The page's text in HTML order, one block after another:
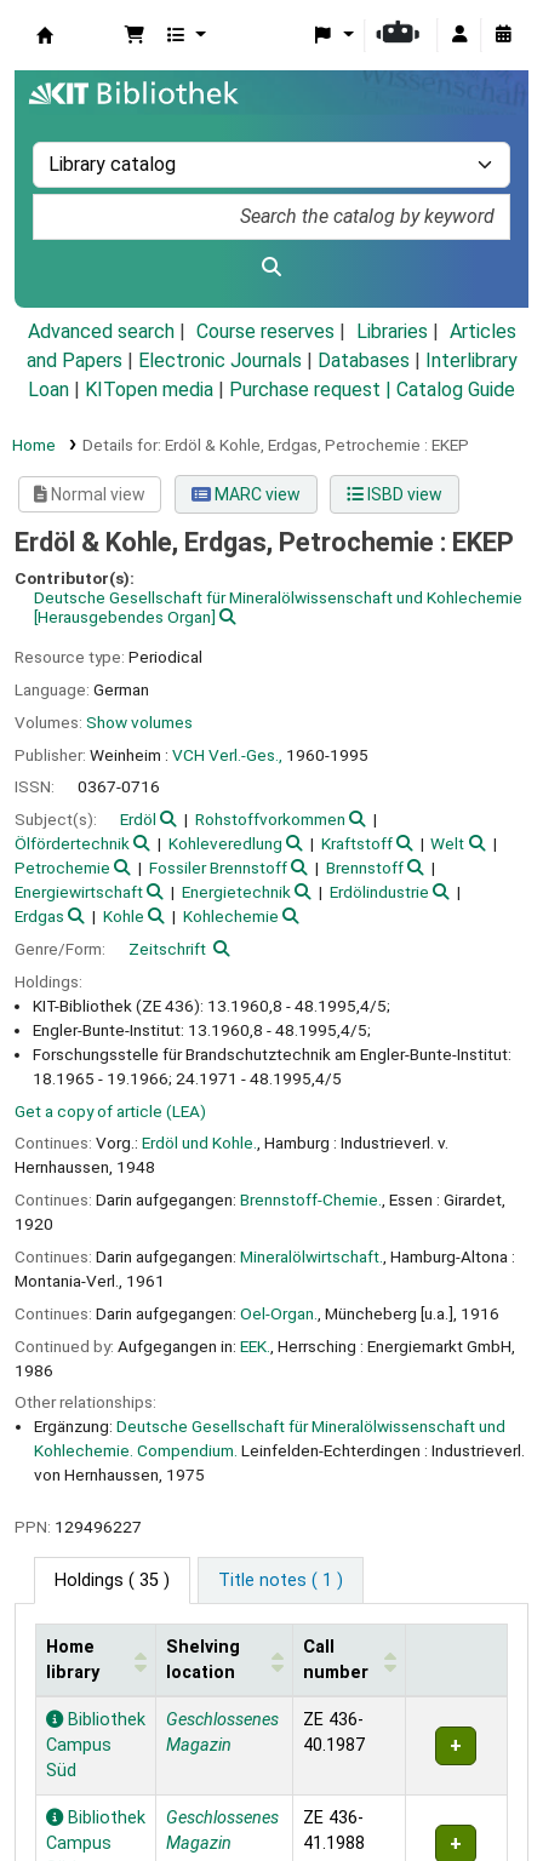
Advanced search Course reserves Libraries
Articles
and Papers
Electronic Journals Databases
Interlibrary
Loan
KITopen media Purchase request | Catalog Guide
Home Details for: Erdöl & Kohle, Erdgas, Petrochemie : EKEP
Normal view MARC view ISBD view
Erdöl & Kohle, Erdgas, Petrochemie : EKEP
Contributor(s):
Deutsche Gesellschaft für Mineralölwissenschaft und Kohlechemie
[Herausgebendes Organ]
Resource type: Periodical
Language: German
Volumes: Show volumes
Publisher: Weinheim : VCH Verl.-Ges.,
1960-1995
ISSN:
0367-0716
Subject(s):
Erdöl
Rohstoffvorkommen
Ölfördertechnik
Kohleveredlung Kraftstoff
Welt
Petrochemie
Fossiler Brennstoff
Brennstoff
Energiewirtschaft
Energietechnik
Erdölindustrie
Erdgas
Kohle
Kohlechemie
Genre/Form:
Zeitschrift
Holdings:
KIT-Bibliothek (ZE 436): 13.1960,8 - 48.1995,4/5;
Engler-Bunte-Institut: 13.1960,8 - 48.1995,4/5;
Forschungsstelle für Brandschutztechnik am Engler-Bunte-Institut:
18.1965 - 19.1966; 24.1971 - 48.1995,4/5
Get a copy of article (LEA)
Continues: Vorg.: Erdöl und Kohle., Hamburg : Industrieverl. v.
Hernhaussen, 1948
Continues: Darin aufgegangen: Brennstoff-Chemie.
, Essen : Girardet,
1920
Continues: Darin aufgegangen: Mineralölwirtschaft. , Hamburg-Altona :
Montania-Verl., 1961
Continues: Darin aufgegangen: Oel-Organ.
, Müncheberg [u.a.], 1916
Continued by: Aufgegangen in: EEK. , Herrsching : Energiemarkt GmbH,
1986
Other relationships:
Ergänzung: Deutsche Gesellschaft für Mineralölwissenschaft und
Kohlechemie. Compendium. Leinfelden-Echterdingen : Industrieverl.
von Hernhaussen, 1975
PPN: 129496227
Holdings ( 35 ) Title notes ( 1 )
Holdings
Home
library
Shelving
location
Call
number
Bibliothek
Campus
Süd
Geschlossenes
Magazin
ZE 436-
40.1987
Bibliothek
Campus
Geschlossenes
Magazin
ZE 436-
41.1988